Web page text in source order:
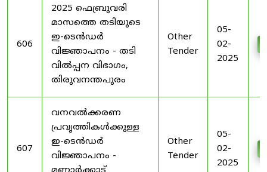
606
2025 ഫെബ്രുവരി
മാസത്തെ തടിയുടെ
ഇ-ടെൻഡർ
വിജ്ഞാപനം - തടി
വിൽപ്പന വിഭാഗം,
തിരുവനന്തപുരം
Other
Tender
05-
02-
2025
607
വനവൽക്കരണ
പ്രവൃത്തികൾക്കുള്ള
ഇ-ടെൻഡർ
വിജ്ഞാപനം -
Other
Tender
05-
02-
2025